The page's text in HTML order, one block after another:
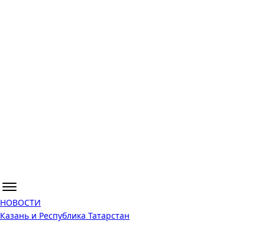
НОВОСТИ
Казань и Республика Татарстан